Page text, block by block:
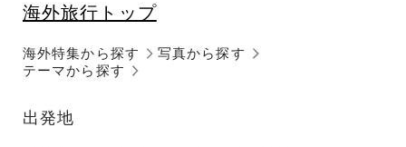
海外旅行トップ
海外特集から探す
テーマから探す
写真から探す
出発地